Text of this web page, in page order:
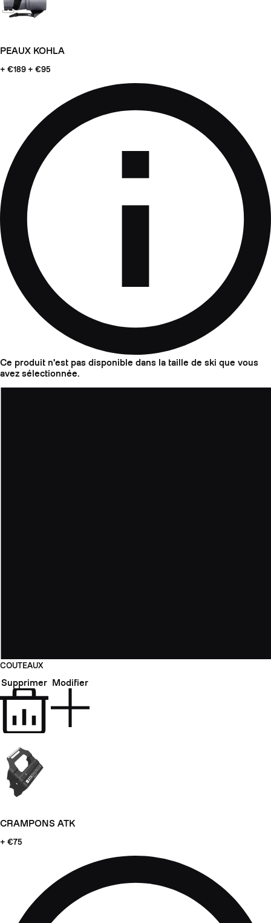
PEAUX KOHLA
+ €189 + €95
Ce produit n'est pas disponible dans la taille de ski que vous
avez sélectionnée.
COUTEAUX
Supprimer Modifier
CRAMPONS ATK
+ €75